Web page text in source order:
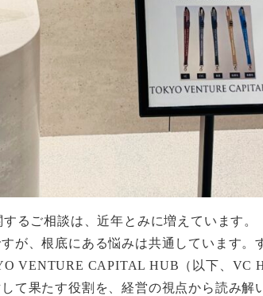
るご相談は、近年とみに増えています
、根底にある悩みは共通しています。
VENTURE CAPITAL HUB（以下、VC
て果たす役割を、経営の視点から読み解